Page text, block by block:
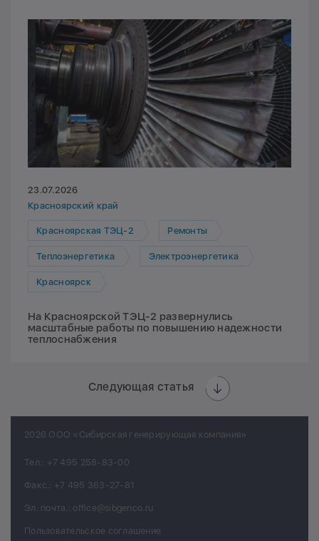
23.07.2026
Красноярский край
Красноярская ТЭЦ-2 Ремонты
Теплоэнергетика Электроэнергетика
Красноярск
На Красноярской ТЭЦ-2 развернулись
масштабные работы по повышению надежности
теплоснабжения
Следующая статья
2026 ООО «Сибирская генерирующая компания»
Тел.: +7 495 258-83-00
Факс.: +7 495 363-27-81
Эл. почта.: office@sibgenco.ru
Пользовательское соглашение